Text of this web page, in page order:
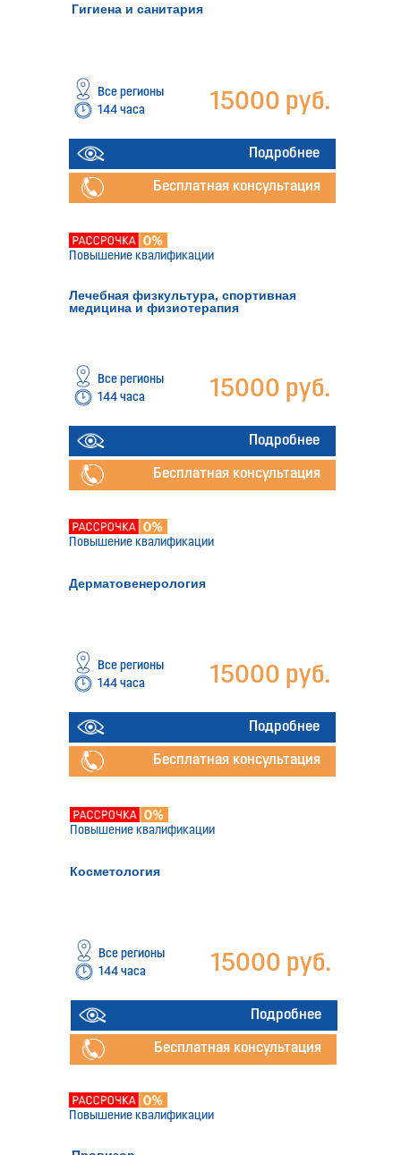
Гигиена и санитария
144 часа 15000 руб.
Все регионы
Бесплатная консультация
Лечебная физкультура, спортивная
медицина и физиотерапия
144 часа 15000 руб.
Все регионы
Повышение квалификации
Бесплатная консультация
Дерматовенерология
144 часа 15000 руб.
Все регионы
Повышение квалификации
Бесплатная консультация
Повышение квалификации
Косметология
144 часа 15000 руб.
Все регионы
Повышение квалификации
Бесплатная консультация
Подробнее
Подробнее
Подробнее
Подробнее